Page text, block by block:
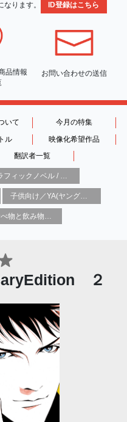
ります。
ID登録はこちら
品情報
お問い合わせの送信
いて
今月の特集
ル
映像化希望作品
翻訳者一覧
子供向け／YA(ヤングアダルト)向け一般：芸術&芸術家
２